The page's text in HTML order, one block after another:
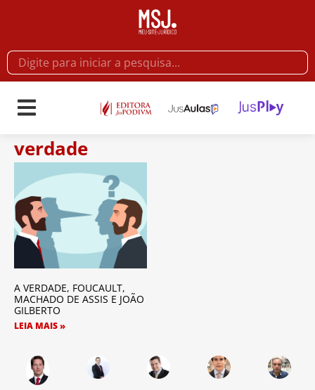
verdade
A VERDADE, FOUCAULT,
MACHADO DE ASSIS E JOÃO
GILBERTO
LEIA MAIS »